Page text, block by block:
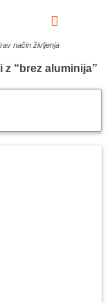
način življenja
z “brez aluminija”